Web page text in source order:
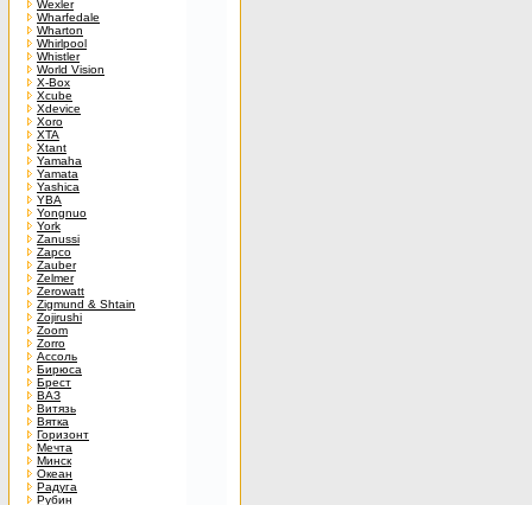
Wexler
Wharfedale
Wharton
Whirlpool
Whistler
World Vision
X-Box
Xcube
Xdevice
Xoro
XTA
Xtant
Yamaha
Yamata
Yashica
YBA
Yongnuo
York
Zanussi
Zapco
Zauber
Zelmer
Zerowatt
Zigmund & Shtain
Zojirushi
Zoom
Zorro
Ассоль
Бирюса
Брест
ВАЗ
Витязь
Вятка
Горизонт
Мечта
Минск
Океан
Радуга
Рубин